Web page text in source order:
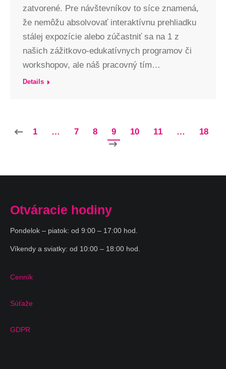
zatvorené. Pre návštevníkov to síce znamená,
že nemôžu absolvovať interaktívnu prehliadku
stálej expozície alebo zúčastniť sa na 1 z
našich zážitkovo-edukatívnych programov či
workshopov, ale náš pracovný tím…
Details
1 … 7 8 9 10 11 … 18
Otváracie hodiny
Pondelok – piatok: od 9:00 – 17:00 hod.
Víkendy a sviatky: od 10:00 – 18:00 hod.
Cenník
Súťaže
GDPR